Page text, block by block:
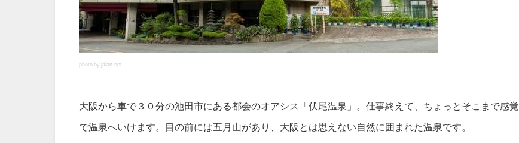
photo by jalan.net
大阪から車で３０分の池田市にある都会のオアシス「伏尾温泉」。仕事終えて、ちょっとそこまで感覚
で温泉へいけます。目の前には五月山があり、大阪とは思えない自然に囲まれた温泉です。